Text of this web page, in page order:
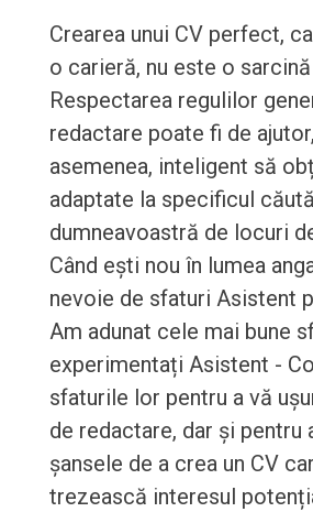
Crearea unui CV perfect,
o carieră, nu este o
Respectarea regulilor
redactare poate fi de
asemenea, inteligent să
adaptate la specificul
dumneavoastră de locuri
Când ești nou în lumea
nevoie de sfaturi Asistent
Am adunat cele mai bune
experimentați Asistent -
sfaturile lor pentru a vă
de redactare, dar și pentru
șansele de a crea un CV
trezească interesul